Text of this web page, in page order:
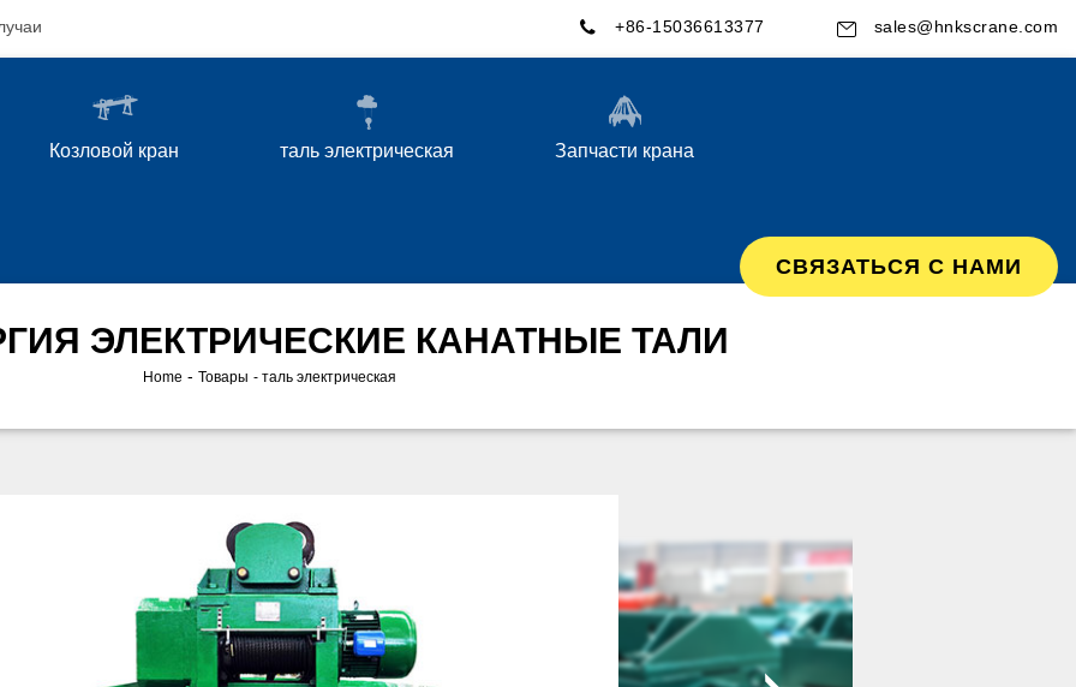
+86-15036613377 sales@hnkscrane.com
Козловой кран таль электрическая Запчасти крана
СВЯЗАТЬСЯ С НАМИ
ЭЛЕКТРИЧЕСКИЕ КАНАТНЫЕ ТАЛИ
Home - Товары таль электрическая